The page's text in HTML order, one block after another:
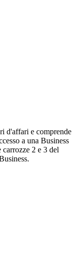
d'affari e comprende
a una Business
2 e 3 del